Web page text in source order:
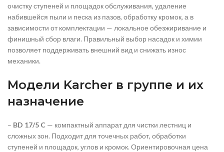
очистку ступеней и площадок обслуживания, удаление
набившейся пыли и песка из пазов, обработку кромок, а в
зависимости от комплектации — локальное обезжиривание и
финишный сбор влаги. Правильный выбор насадок и химии
позволяет поддерживать внешний вид и снижать износ
механики.
Модели Karcher в группе и их
назначение
– BD 17/5 C — компактный аппарат для чистки лестниц и
сложных зон. Подходит для точечных работ, обработки
ступеней и площадок, углов и кромок. Ориентировочная цена